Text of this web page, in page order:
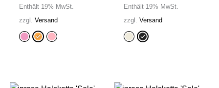
Enthält 19% MwSt.
zzgl.Versand
Enthält 19% MwSt.
zzgl.Versand